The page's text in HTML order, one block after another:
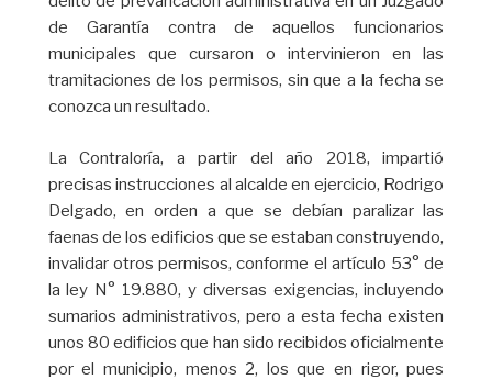
de Garantía contra de aquellos funcionarios
municipales que cursaron o intervinieron en las
tramitaciones de los permisos, sin que a la fecha se
conozca un resultado.
La Contraloría, a partir del año 2018, impartió
precisas instrucciones al alcalde en ejercicio, Rodrigo
Delgado, en orden a que se debían paralizar las
faenas de los edificios que se estaban construyendo,
invalidar otros permisos, conforme el artículo 53° de
la ley N° 19.880, y diversas exigencias, incluyendo
sumarios administrativos, pero a esta fecha existen
unos 80 edificios que han sido recibidos oficialmente
por el municipio, menos 2, los que en rigor, pues